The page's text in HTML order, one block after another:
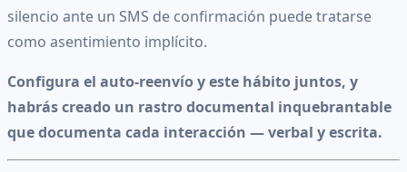
silencio ante un SMS de confirmación puede tratarse
como asentimiento implícito.
Configura el auto-reenvío y este hábito juntos, y
habrás creado un rastro documental inquebrantable
que documenta cada interacción — verbal y escrita.